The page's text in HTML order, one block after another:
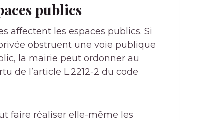
publics
affectent les espaces publics. Si
obstruent une voie publique
la mairie peut ordonner au
de l’article L.2212-2 du code
faire réaliser elle-même les